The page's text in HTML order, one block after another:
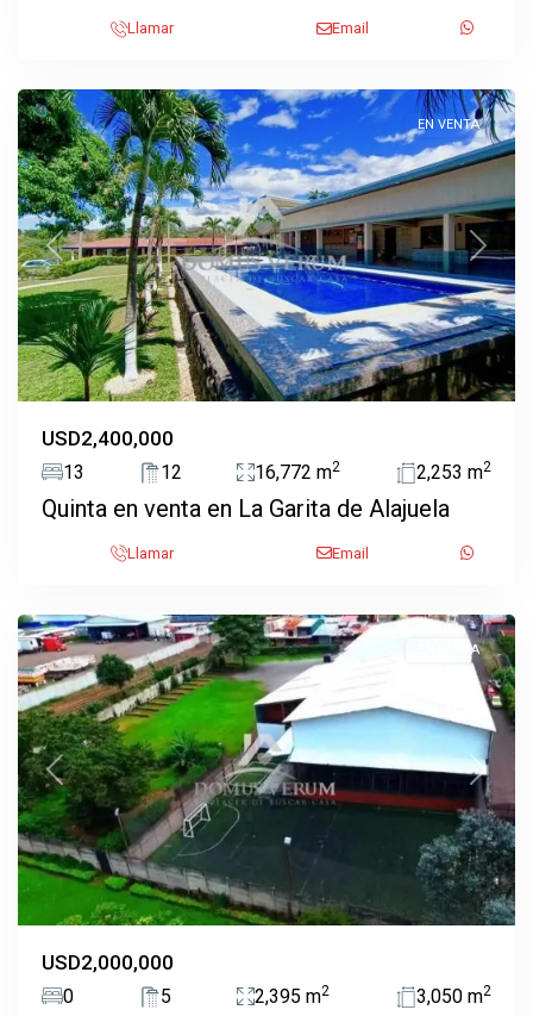
Llamar Email
Previous Next
EN VENTA
USD2,400,000
13 12 16,772 m2 2,253 m2
Quinta en venta en La Garita de Alajuela
Llamar Email
San
Joaquin
Previous Next
EN VENTA
USD2,000,000
0 5 2,395 m2 3,050 m2